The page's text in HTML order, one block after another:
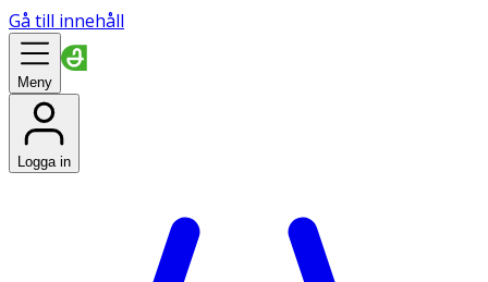
Gå till innehåll
Meny
Logga in